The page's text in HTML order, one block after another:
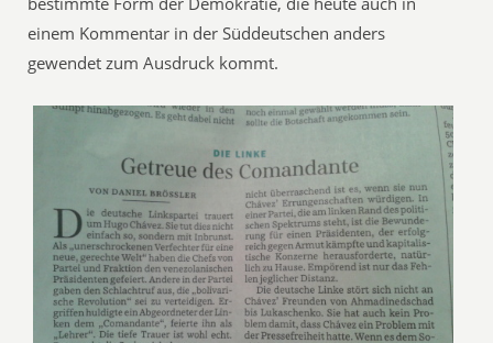
einem Kommentar in der Süddeutschen anders
gewendet zum Ausdruck kommt.